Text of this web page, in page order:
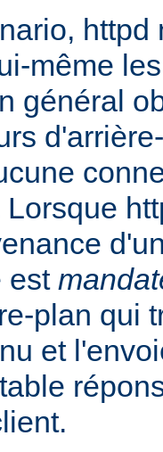
httpd
même
général
est
plan qui
et